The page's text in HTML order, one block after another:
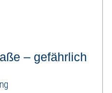
– gefährlich